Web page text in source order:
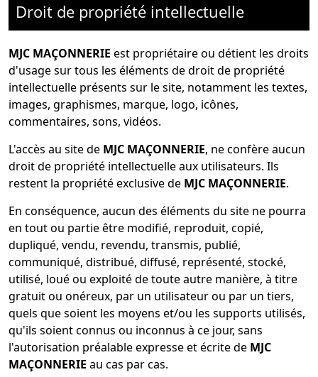
Droit de propriété intellectuelle
MJC MAÇONNERIE est propriétaire ou détient les droits
d'usage sur tous les éléments de droit de propriété
intellectuelle présents sur le site, notamment les textes,
images, graphismes, marque, logo, icônes,
commentaires, sons, vidéos.
L'accès au site de MJC MAÇONNERIE, ne confère aucun
droit de propriété intellectuelle aux utilisateurs. Ils
restent la propriété exclusive de MJC MAÇONNERIE.
En conséquence, aucun des éléments du site ne pourra
en tout ou partie être modifié, reproduit, copié,
dupliqué, vendu, revendu, transmis, publié,
communiqué, distribué, diffusé, représenté, stocké,
utilisé, loué ou exploité de toute autre manière, à titre
gratuit ou onéreux, par un utilisateur ou par un tiers,
quels que soient les moyens et/ou les supports utilisés,
qu'ils soient connus ou inconnus à ce jour, sans
l'autorisation préalable expresse et écrite de MJC
MAÇONNERIE au cas par cas.